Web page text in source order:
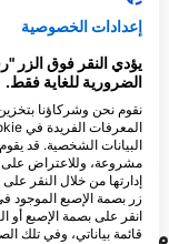
4 المشاهدات
J
M
M
J
J
S
مراكز الغوص
إعدادات الخصوصية
الضرورية للغاية فقط.
نقوم نحن وشركاؤنا
البيانات الشخصية. قد
مشروعة، وللاعتراض على
إدارتها من خلال النقر
زر بصمة الإصبع
انقر على بصمة الإصبع أو
قائمة بياناتي، وفي